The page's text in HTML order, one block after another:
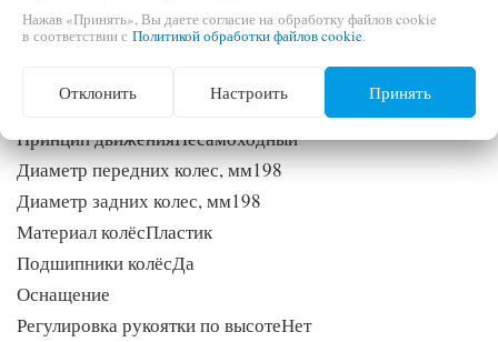
Система кошения
Материал режущей декиСталь
Система привода
Принцип движенияНесамоходный
Диаметр передних колес, мм198
Диаметр задних колес, мм198
Материал колёсПластик
Подшипники колёсДа
Оснащение
Регулировка рукоятки по высотеНет
Нажав «Принять», Вы даете согласие на обработку файлов cookie
в соответствии с Политикой обработки файлов cookie.
Отклонить Настроить Принять